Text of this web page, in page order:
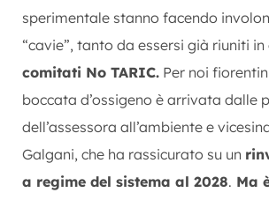
sperimentale stanno facendo
“cavie”, tanto da essersi già riuniti
comitati No TARIC. Per noi
boccata d’ossigeno è arrivata dalle
dell’assessora all’ambiente e
Galgani, che ha rassicurato su un
a regime del sistema al 2028. Ma